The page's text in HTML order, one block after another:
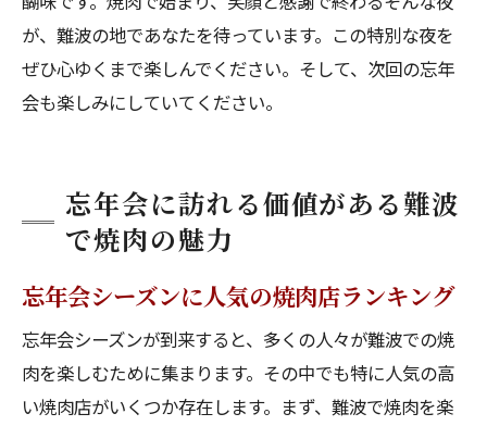
が、難波の地であなたを待っています。この特別な夜を
ぜひ心ゆくまで楽しんでください。そして、次回の忘年
会も楽しみにしていてください。
忘年会に訪れる価値がある難波
で焼肉の魅力
忘年会シーズンに人気の焼肉店ランキング
忘年会シーズンが到来すると、多くの人々が難波での焼
肉を楽しむために集まります。その中でも特に人気の高
い焼肉店がいくつか存在します。まず、難波で焼肉を楽